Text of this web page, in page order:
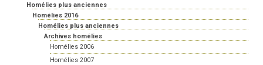
Homélies plus anciennes
Homélies 2016
Homélies plus anciennes
Archives homélies
Homélies 2006
Homélies 2007